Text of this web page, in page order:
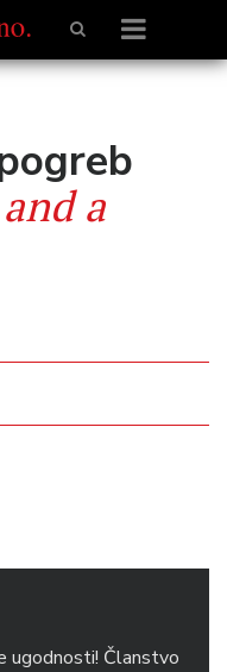
a
ugodnosti! Članstvo